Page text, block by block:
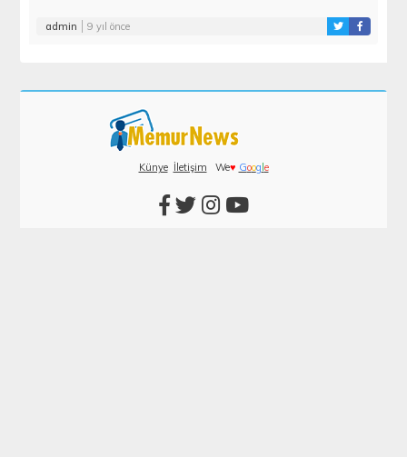
admin 9 yıl önce
Künye İletişim We♥ Goog e